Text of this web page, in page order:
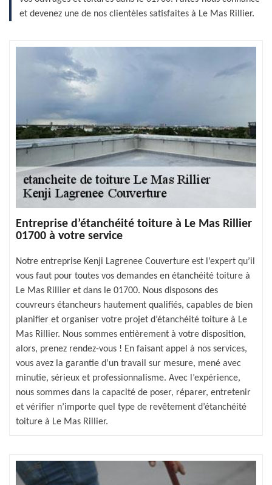
et devenez une de nos clientèles satisfaites à Le Mas Rillier.
Entreprise d’étanchéité toiture à Le Mas Rillier
01700 à votre service
Notre entreprise Kenji Lagrenee Couverture est l’expert qu’il
vous faut pour toutes vos demandes en étanchéité toiture à
Le Mas Rillier et dans le 01700. Nous disposons des
couvreurs étancheurs hautement qualifiés, capables de bien
planifier et organiser votre projet d’étanchéité toiture à Le
Mas Rillier. Nous sommes entièrement à votre disposition,
alors, prenez rendez-vous ! En faisant appel à nos services,
vous avez la garantie d’un travail sur mesure, mené avec
minutie, sérieux et professionnalisme. Avec l’expérience,
nous sommes dans la capacité de poser, réparer, entretenir
et vérifier n’importe quel type de revêtement d’étanchéité
toiture à Le Mas Rillier.